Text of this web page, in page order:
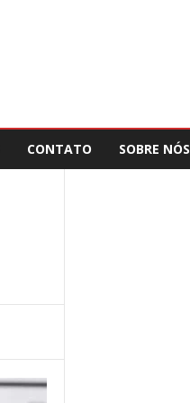
CONTATO SOBRE NÓS